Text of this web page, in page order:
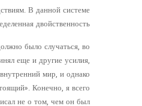
В данной системе
двойственность.
было случаться, во
еще и другие усилия,
мир, и однако
Конечно, я всего
не о том, чем он был